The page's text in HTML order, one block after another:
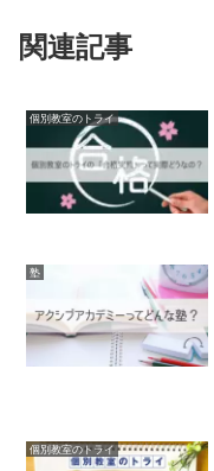
関連記事
個別教室のトライ
塾
個別教室のトライ